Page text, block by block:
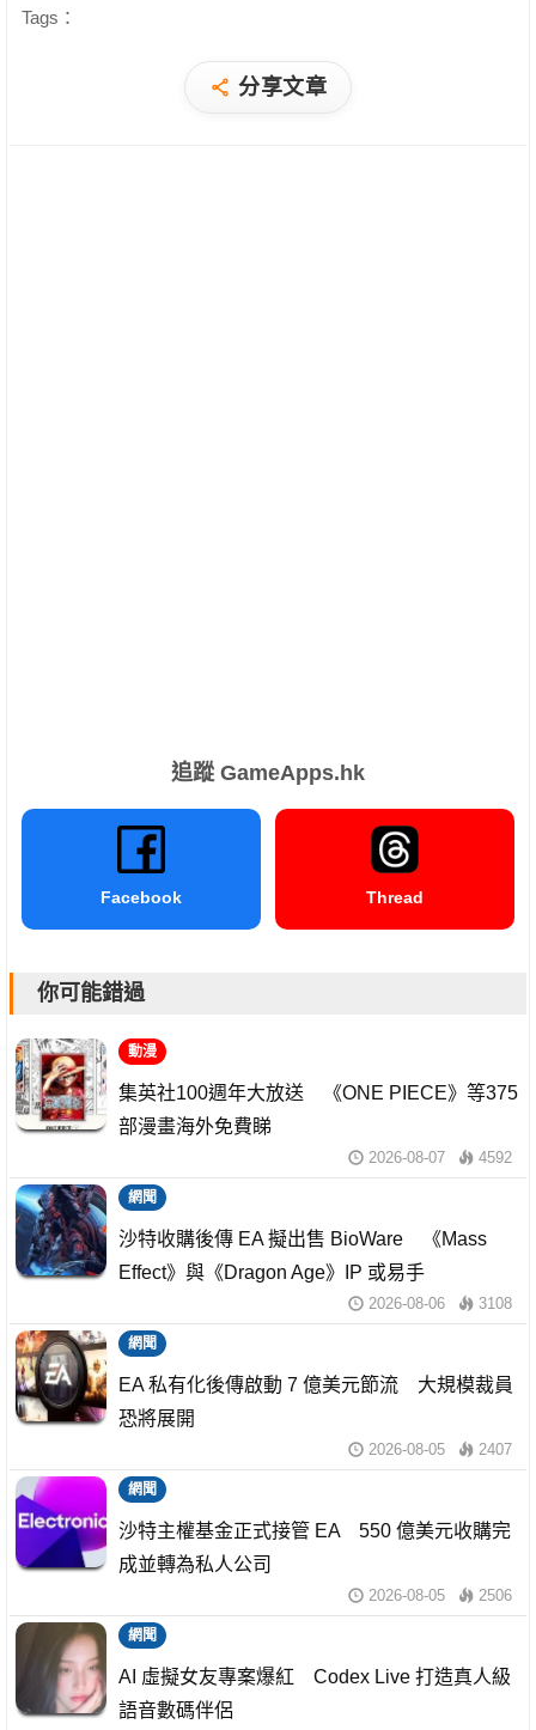
Tags：
分享文章
追蹤 GameApps.hk
Facebook Thread
你可能錯過
動漫
集英社100週年大放送 《ONE PIECE》等375
部漫畫海外免費睇
2026-08-07 4592
網聞
沙特收購後傳 EA 擬出售 BioWare 《Mass
Effect》與《Dragon Age》IP 或易手
2026-08-06 3108
網聞
EA 私有化後傳啟動 7 億美元節流 大規模裁員
恐將展開
2026-08-05 2407
網聞
沙特主權基金正式接管 EA 550 億美元收購完
成並轉為私人公司
2026-08-05 2506
網聞
AI 虛擬女友專案爆紅 Codex Live 打造真人級
語音數碼伴侶